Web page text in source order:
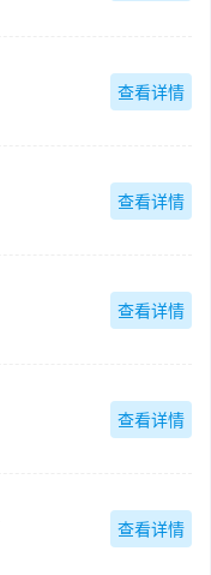
查看详情
查看详情
查看详情
查看详情
查看详情